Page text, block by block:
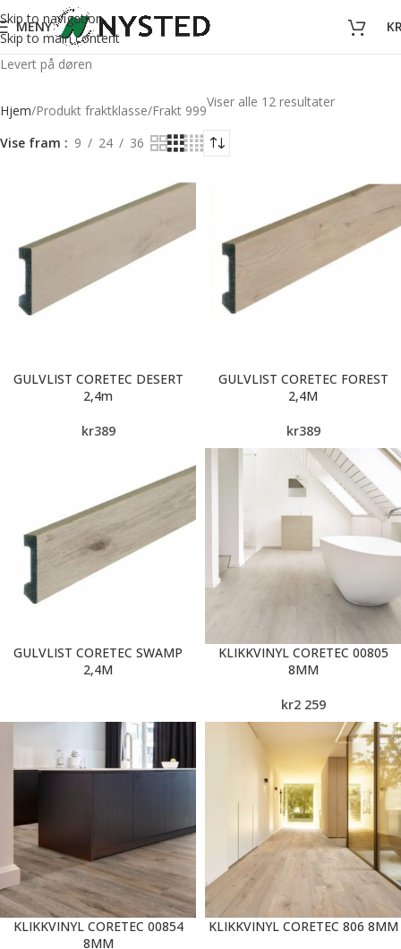
Skip to navigation
Skip to main content
MENY
Levert på døren
Hjem Produkt fraktklasse Frakt 999
Viser alle 12 resultater
Vise fram 9 24 36
GULVLIST CORETEC DESERT
2,4m
kr389
GULVLIST CORETEC FOREST
2,4M
kr389
GULVLIST CORETEC SWAMP
2,4M
KLIKKVINYL CORETEC 00805
8MM
kr2 259
KLIKKVINYL CORETEC 00854
8MM
KLIKKVINYL CORETEC 806 8MM